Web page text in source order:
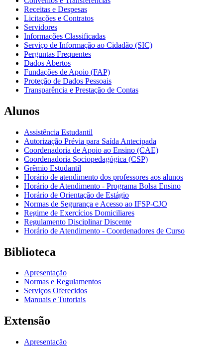
Receitas e Despesas
Licitações e Contratos
Servidores
Informações Classificadas
Serviço de Informação ao Cidadão (SIC)
Perguntas Frequentes
Dados Abertos
Fundações de Apoio (FAP)
Proteção de Dados Pessoais
Transparência e Prestação de Contas
Alunos
Assistência Estudantil
Autorização Prévia para Saída Antecipada
Coordenadoria de Apoio ao Ensino (CAE)
Coordenadoria Sociopedagógica (CSP)
Grêmio Estudantil
Horário de atendimento dos professores aos alunos
Horário de Atendimento - Programa Bolsa Ensino
Horário de Orientação de Estágio
Normas de Segurança e Acesso ao IFSP-CJO
Regime de Exercícios Domiciliares
Regulamento Disciplinar Discente
Horário de Atendimento - Coordenadores de Curso
Biblioteca
Apresentação
Normas e Regulamentos
Serviços Oferecidos
Manuais e Tutoriais
Extensão
Apresentação